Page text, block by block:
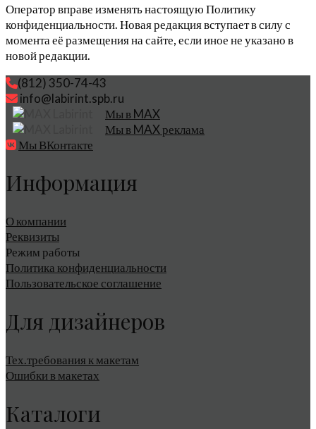
Оператор вправе изменять настоящую Политику
конфиденциальности. Новая редакция вступает в силу с
момента её размещения на сайте, если иное не указано в
новой редакции.
(812) 350-74-43
info@labirint.spb.ru
Мы в MAX
Мы в MAX реклама
Мы ВКонтакте
Информация
О компании
Реквизиты
Режим работы
Политика конфиденциальности
Пользовательское соглашение
Для дизайнеров
Тех.требования к макетам
Ошибки в макетах
Каталоги